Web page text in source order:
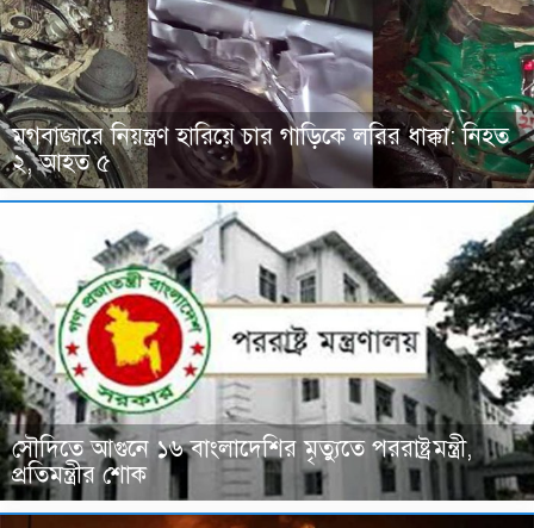
মগবাজারে নিয়ন্ত্রণ হারিয়ে চার গাড়িকে লরির ধাক্কা: নিহত
২, আহত ৫
সৌদিতে আগুনে ১৬ বাংলাদেশির মৃত্যুতে পররাষ্ট্রমন্ত্রী,
প্রতিমন্ত্রীর শোক